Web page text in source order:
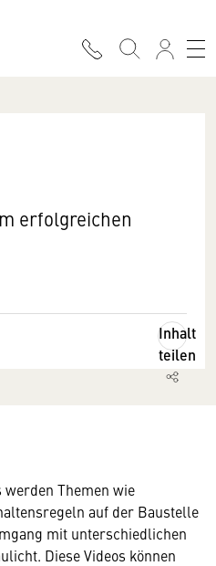
erfolgreichen
Inhalt
teilen
werden Themen wie
auf der Baustelle
mit unterschiedlichen
Diese Videos können